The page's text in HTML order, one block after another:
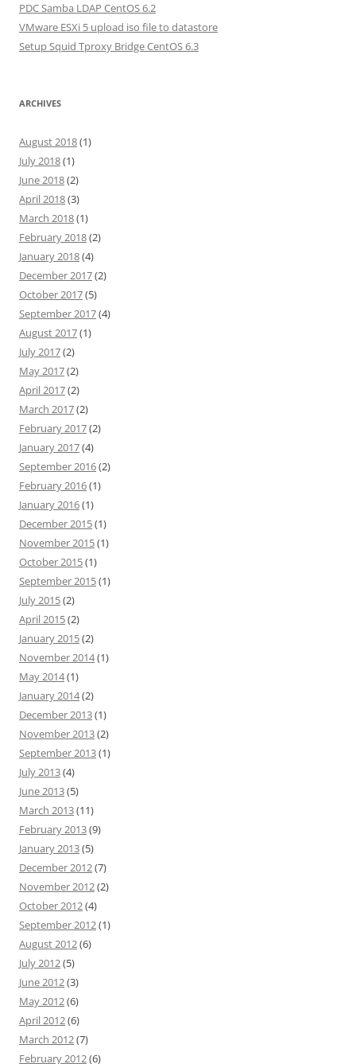
PDC Samba LDAP CentOS 6.2
VMware ESXi 5 upload iso file to datastore
Setup Squid Tproxy Bridge CentOS 6.3
ARCHIVES
August 2018(1)
July 2018(1)
June 2018(2)
April 2018(3)
March 2018(1)
February 2018(2)
January 2018(4)
December 2017(2)
October 2017(5)
September 2017(4)
August 2017(1)
July 2017(2)
May 2017(2)
April 2017(2)
March 2017(2)
February 2017(2)
January 2017(4)
September 2016(2)
February 2016(1)
January 2016(1)
December 2015(1)
November 2015(1)
October 2015(1)
September 2015(1)
July 2015(2)
April 2015(2)
January 2015(2)
November 2014(1)
May 2014(1)
January 2014(2)
December 2013(1)
November 2013(2)
September 2013(1)
July 2013(4)
June 2013(5)
March 2013(11)
February 2013(9)
January 2013(5)
December 2012(7)
November 2012(2)
October 2012(4)
September 2012(1)
August 2012(6)
July 2012(5)
June 2012(3)
May 2012(6)
April 2012(6)
March 2012(7)
February 2012(6)